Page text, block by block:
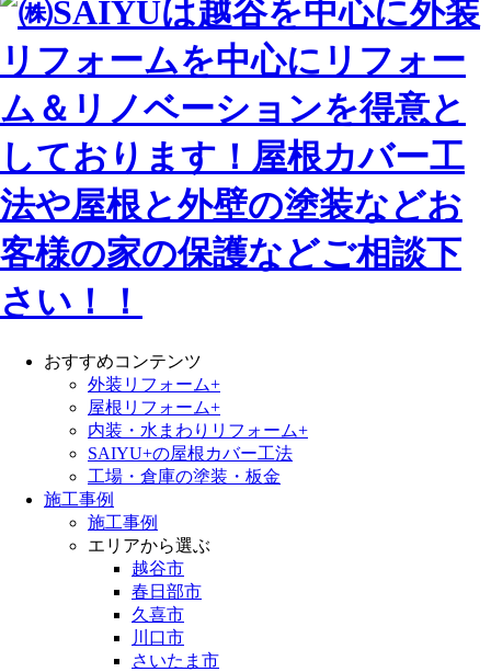
おすすめコンテンツ
外装リフォーム+
屋根リフォーム+
内装・水まわりリフォーム+
SAIYU+の屋根カバー工法
工場・倉庫の塗装・板金
施工事例
施工事例
エリアから選ぶ
越谷市
春日部市
久喜市
川口市
さいたま市